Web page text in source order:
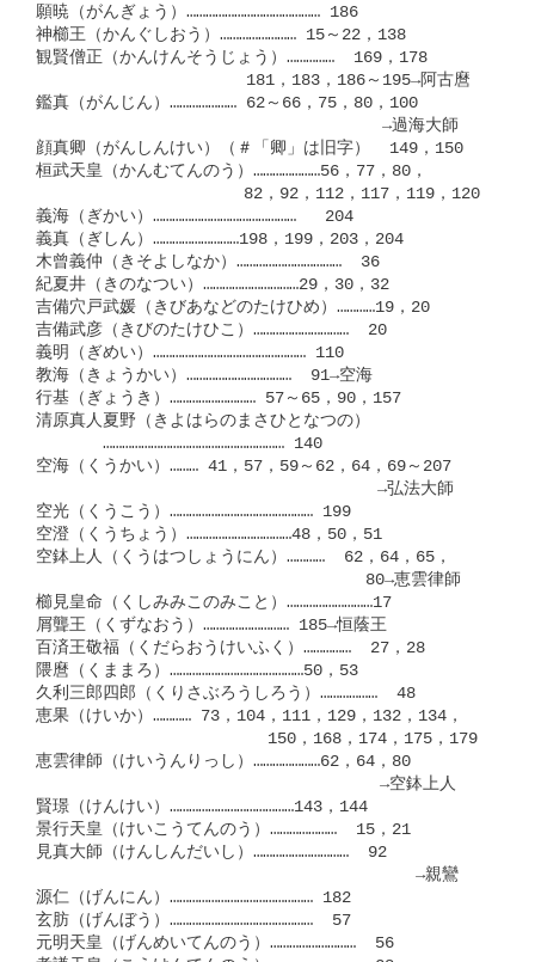
願暁（がんぎょう）…………………………………… 186
神櫛王（かんぐしおう）…………………… 15～22，138
観賢僧正（かんけんそうじょう）……………  169，178
181，183，186～195→阿古麿
鑑真（がんじん）………………… 62～66，75，80，100
→過海大師
顔真卿（がんしんけい）（＃「卿」は旧字）  149，150
桓武天皇（かんむてんのう）…………………56，77，80，
82，92，112，117，119，120
義海（ぎかい）………………………………………   204
義真（ぎしん）………………………198，199，203，204
木曾義仲（きそよしなか）……………………………  36
紀夏井（きのなつい）…………………………29，30，32
吉備穴戸武媛（きびあなどのたけひめ）…………19，20
吉備武彦（きびのたけひこ）…………………………  20
義明（ぎめい）………………………………………… 110
教海（きょうかい）……………………………  91→空海
行基（ぎょうき）……………………… 57～65，90，157
清原真人夏野（きよはらのまさひとなつの）
………………………………………………… 140
空海（くうかい）……… 41，57，59～62，64，69～207
→弘法大師
空光（くうこう）……………………………………… 199
空澄（くうちょう）……………………………48，50，51
空鉢上人（くうはつしょうにん）…………  62，64，65，
80→恵雲律師
櫛見皇命（くしみみこのみこと）………………………17
屑聾王（くずなおう）……………………… 185→恒蔭王
百済王敬福（くだらおうけいふく）……………  27，28
隈麿（くままろ）……………………………………50，53
久利三郎四郎（くりさぶろうしろう）………………  48
恵果（けいか）………… 73，104，111，129，132，134，
150，168，174，175，179
恵雲律師（けいうんりっし）…………………62，64，80
→空鉢上人
賢璟（けんけい）…………………………………143，144
景行天皇（けいこうてんのう）…………………  15，21
見真大師（けんしんだいし）…………………………  92
→親鸞
源仁（げんにん）……………………………………… 182
玄肪（げんぼう）………………………………………  57
元明天皇（げんめいてんのう）………………………  56